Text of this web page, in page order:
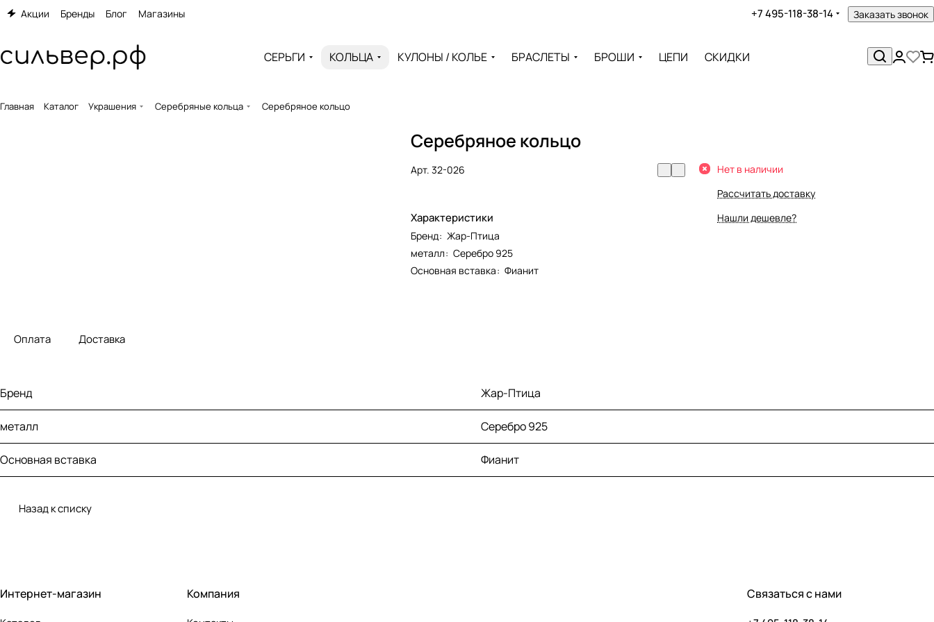
Акции Бренды Блог Магазины +7 495-118-38-14 Заказать звонок
СЕРЬГИ КОЛЬЦА КУЛОНЫ / КОЛЬЕ БРАСЛЕТЫ БРОШИ ЦЕПИ СКИДКИ
Главная Каталог Украшения Серебряные кольца Серебряное кольцо
Серебряное кольцо
Арт.32-026
Характеристики
Бренд: Жар-Птица
металл: Серебро 925
Основная вставка: Фианит
Нет в наличии
Рассчитать доставку
Нашли дешевле?
Оплата Доставка
Бренд Жар-Птица
металл Серебро 925
Основная вставка Фианит
Назад к списку
Интернет-магазин Компания Связаться с нами